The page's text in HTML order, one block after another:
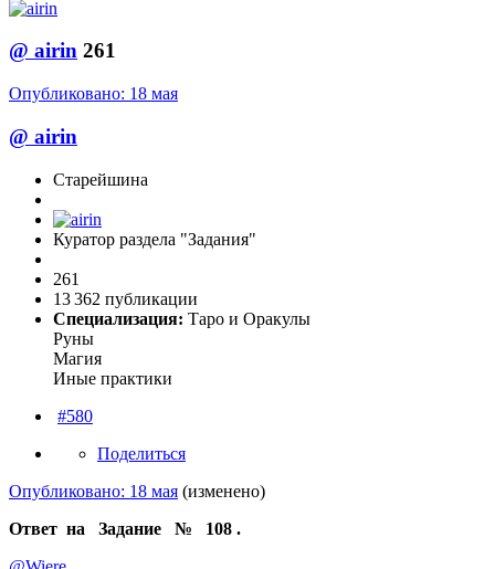
@ airin 261
Опубликовано: 18 мая
@ airin
Старейшина
Куратор раздела "Задания"
261
13 362 публикации
Специализация: Таро и Оракулы
Руны
Магия
Иные практики
#580
Поделиться
Опубликовано: 18 мая (изменено)
Ответ на Задание № 108 .